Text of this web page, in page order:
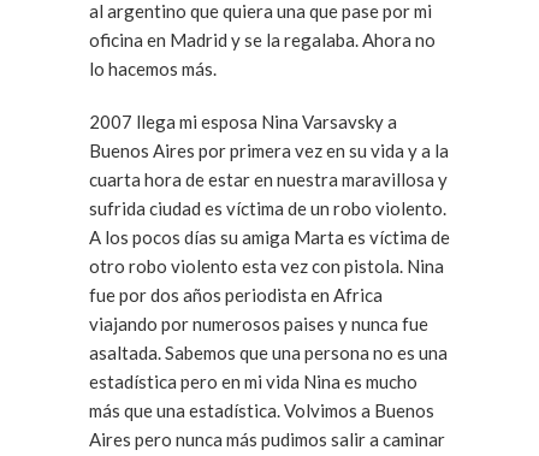
al argentino que quiera una que pase por mi
oficina en Madrid y se la regalaba. Ahora no
lo hacemos más.
2007 llega mi esposa Nina Varsavsky a
Buenos Aires por primera vez en su vida y a la
cuarta hora de estar en nuestra maravillosa y
sufrida ciudad es víctima de un robo violento.
A los pocos días su amiga Marta es víctima de
otro robo violento esta vez con pistola. Nina
fue por dos años periodista en Africa
viajando por numerosos paises y nunca fue
asaltada. Sabemos que una persona no es una
estadística pero en mi vida Nina es mucho
más que una estadística. Volvimos a Buenos
Aires pero nunca más pudimos salir a caminar